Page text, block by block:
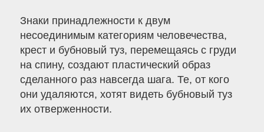
Знаки принадлежности к двум
несоединимым категориям человечества,
крест и бубновый туз, перемещаясь с груди
на спину, создают пластический образ
сделанного раз навсегда шага. Те, от кого
они удаляются, хотят видеть бубновый туз
их отверженности.